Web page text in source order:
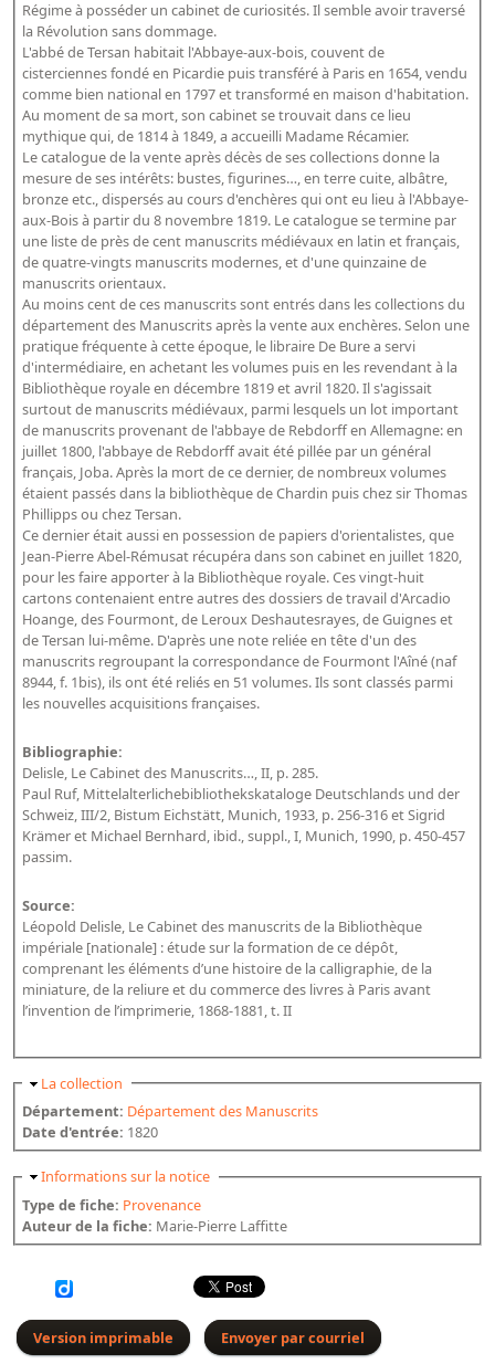
Dictionnaire BnF : index
Dictionnaire des fonds spéciaux et des principales collections et
provenances
Recherche de fonds, collections et provenances
L'histoire de la BnF en objets
Explorer
Organigrammes de la bibliothèque
Rapports d'activité de la Bibliothèque
Répertoire
Répertoire des catalogues d'expositions
Répertoire des catalogues
Répertoire des manuscrits du XXe siècle
Publications
Guides des sources publiés
Ouvrages et documents sur la BnF numérisés dans Gallica
Revue de la Bibliothèque nationale de France
Directeurs de la Bibliothèque nationale du XIVe siècle à nos jours
Listes et biographies des directeurs de départements
Le fil de l'histoire (frise chonologique)
La Bibliothèque nationale de France à livre ouvert
Richelieu, Bibliothèques - Musée - Galeries
Gallica - Son histoire
Appels
Appel à chercheurs : bourse Comité d’histoire de la BnF
Appel à projets
Recherche de sujets de recherche
Faire une suggestion de recherche
Fournir un témoignage et/ou un document
Régime à posséder un cabinet de curiosités. Il semble avoir traversé
la Révolution sans dommage.
L'abbé de Tersan habitait l'Abbaye-aux-bois, couvent de
cisterciennes fondé en Picardie puis transféré à Paris en 1654, vendu
comme bien national en 1797 et transformé en maison d'habitation.
Au moment de sa mort, son cabinet se trouvait dans ce lieu
mythique qui, de 1814 à 1849, a accueilli Madame Récamier.
Le catalogue de la vente après décès de ses collections donne la
mesure de ses intérêts: bustes, figurines…, en terre cuite, albâtre,
bronze etc., dispersés au cours d'enchères qui ont eu lieu à l'Abbaye-
aux-Bois à partir du 8 novembre 1819. Le catalogue se termine par
une liste de près de cent manuscrits médiévaux en latin et français,
de quatre-vingts manuscrits modernes, et d'une quinzaine de
manuscrits orientaux.
Au moins cent de ces manuscrits sont entrés dans les collections du
département des Manuscrits après la vente aux enchères. Selon une
pratique fréquente à cette époque, le libraire De Bure a servi
d'intermédiaire, en achetant les volumes puis en les revendant à la
Bibliothèque royale en décembre 1819 et avril 1820. Il s'agissait
surtout de manuscrits médiévaux, parmi lesquels un lot important
de manuscrits provenant de l'abbaye de Rebdorff en Allemagne: en
juillet 1800, l'abbaye de Rebdorff avait été pillée par un général
français, Joba. Après la mort de ce dernier, de nombreux volumes
étaient passés dans la bibliothèque de Chardin puis chez sir Thomas
Phillipps ou chez Tersan.
Ce dernier était aussi en possession de papiers d'orientalistes, que
Jean-Pierre Abel-Rémusat récupéra dans son cabinet en juillet 1820,
pour les faire apporter à la Bibliothèque royale. Ces vingt-huit
cartons contenaient entre autres des dossiers de travail d'Arcadio
Hoange, des Fourmont, de Leroux Deshautesrayes, de Guignes et
de Tersan lui-même. D'après une note reliée en tête d'un des
manuscrits regroupant la correspondance de Fourmont l'Aîné (naf
8944, f. 1bis), ils ont été reliés en 51 volumes. Ils sont classés parmi
les nouvelles acquisitions françaises.
Bibliographie:
Delisle, Le Cabinet des Manuscrits…, II, p. 285.
Paul Ruf, Mittelalterlichebibliothekskataloge Deutschlands und der
Schweiz, III/2, Bistum Eichstätt, Munich, 1933, p. 256-316 et Sigrid
Krämer et Michael Bernhard, ibid., suppl., I, Munich, 1990, p. 450-457
passim.
Source:
Léopold Delisle, Le Cabinet des manuscrits de la Bibliothèque
impériale [nationale] : étude sur la formation de ce dépôt,
comprenant les éléments d’une histoire de la calligraphie, de la
miniature, de la reliure et du commerce des livres à Paris avant
l’invention de l’imprimerie, 1868-1881, t. II
Masquer
La collection
Département: Département des Manuscrits
Date d'entrée: 1820
Masquer
Informations sur la notice
Type de fiche: Provenance
Auteur de la fiche: Marie-Pierre Laffitte
Version imprimable Envoyer par courriel